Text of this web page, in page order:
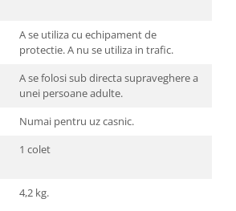
inch (3-7
16 inch (4-9
A se utiliza cu echipament de
protectie. A nu se utiliza in trafic.
A se folosi sub directa supraveghere a
unei persoane adulte.
Numai pentru uz casnic.
1 colet
4,2 kg.